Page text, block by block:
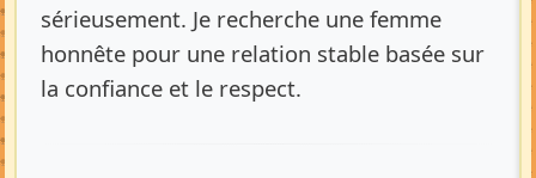
sérieusement. Je recherche une femme
honnête pour une relation stable basée sur
la confiance et le respect.